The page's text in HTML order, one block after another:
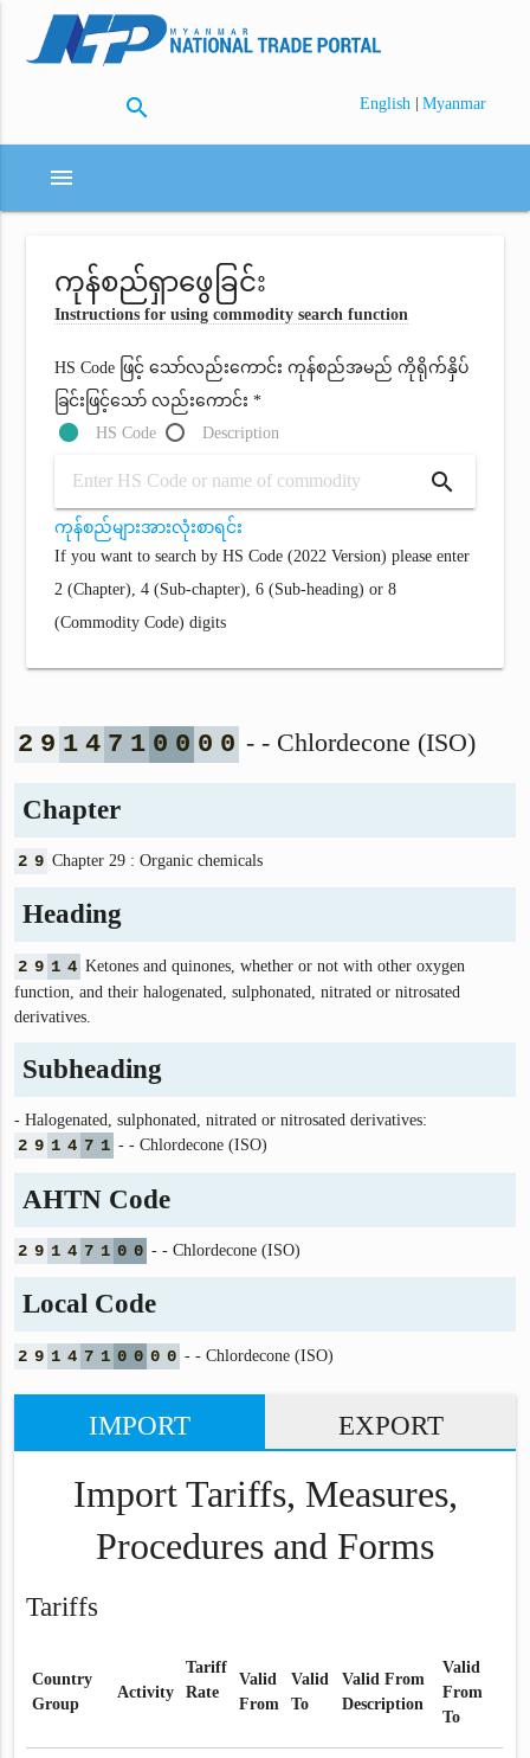
search English | Myanmar
menu
ကုန်စည်ရှာဖွေခြင်း
Instructions for using commodity search function
HS Code ဖြင့် သော်လည်းကောင်း ကုန်စည်အမည် ကိုရိုက်နှိပ်
ခြင်းဖြင့်သော် လည်းကောင်း *
HS Code
Description
search
ကုန်စည်များအားလုံးစာရင်း
If you want to search by HS Code (2022 Version) please enter
2 (Chapter), 4 (Sub-chapter), 6 (Sub-heading) or 8
(Commodity Code) digits
2 9 1 4 7 1 0 0 0 0 - - Chlordecone (ISO)
Chapter
2 9 Chapter 29 : Organic chemicals
Heading
2 9 1 4 Ketones and quinones, whether or not with other oxygen
function, and their halogenated, sulphonated, nitrated or nitrosated
derivatives.
Subheading
- Halogenated, sulphonated, nitrated or nitrosated derivatives:
2 9 1 4 7 1 - - Chlordecone (ISO)
AHTN Code
2 9 1 4 7 1 0 0 - - Chlordecone (ISO)
Local Code
2 9 1 4 7 1 0 0 0 0 - - Chlordecone (ISO)
IMPORT EXPORT
Import Tariffs, Measures,
Procedures and Forms
Tariffs
Country
Group
Activity
Tariff
Rate
Valid
From
Valid
To
Valid From
Description
Valid
From
To